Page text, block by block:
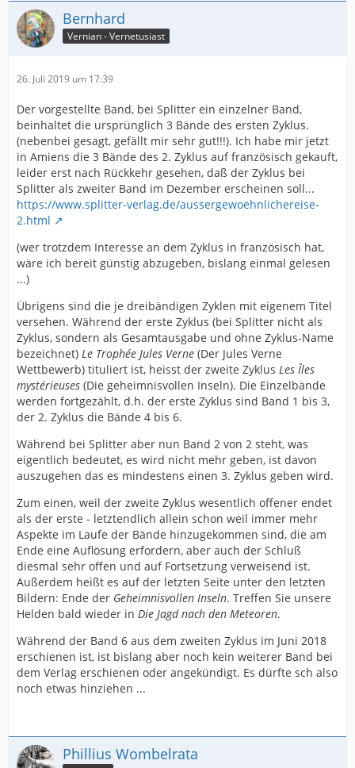
Bernhard
Vernian - Vernetusiast
26. Juli 2019 um 17:39
Der vorgestellte Band, bei Splitter ein einzelner Band,
beinhaltet die ursprünglich 3 Bände des ersten Zyklus.
(nebenbei gesagt, gefällt mir sehr gut!!!). Ich habe mir jetzt
in Amiens die 3 Bände des 2. Zyklus auf französisch gekauft,
leider erst nach Rückkehr gesehen, daß der Zyklus bei
Splitter als zweiter Band im Dezember erscheinen soll...
https://www.splitter-verlag.de/aussergewoehnlichereise-
2.html
(wer trotzdem Interesse an dem Zyklus in französisch hat,
wäre ich bereit günstig abzugeben, bislang einmal gelesen
...)
Übrigens sind die je dreibändigen Zyklen mit eigenem Titel
versehen. Während der erste Zyklus (bei Splitter nicht als
Zyklus, sondern als Gesamtausgabe und ohne Zyklus-Name
bezeichnet) Le Trophée Jules Verne (Der Jules Verne
Wettbewerb) tituliert ist, heisst der zweite Zyklus Les Îles
mystérieuses (Die geheimnisvollen Inseln). Die Einzelbände
werden fortgezählt, d.h. der erste Zyklus sind Band 1 bis 3,
der 2. Zyklus die Bände 4 bis 6.
Während bei Splitter aber nun Band 2 von 2 steht, was
eigentlich bedeutet, es wird nicht mehr geben, ist davon
auszugehen das es mindestens einen 3. Zyklus geben wird.
Zum einen, weil der zweite Zyklus wesentlich offener endet
als der erste - letztendlich allein schon weil immer mehr
Aspekte im Laufe der Bände hinzugekommen sind, die am
Ende eine Auflösung erfordern, aber auch der Schluß
diesmal sehr offen und auf Fortsetzung verweisend ist.
Außerdem heißt es auf der letzten Seite unter den letzten
Bildern: Ende der Geheimnisvollen Inseln. Treffen Sie unsere
Helden bald wieder in Die Jagd nach den Meteoren.
Während der Band 6 aus dem zweiten Zyklus im Juni 2018
erschienen ist, ist bislang aber noch kein weiterer Band bei
dem Verlag erschienen oder angekündigt. Es dürfte sch also
noch etwas hinziehen ...
Phillius Wombelrata